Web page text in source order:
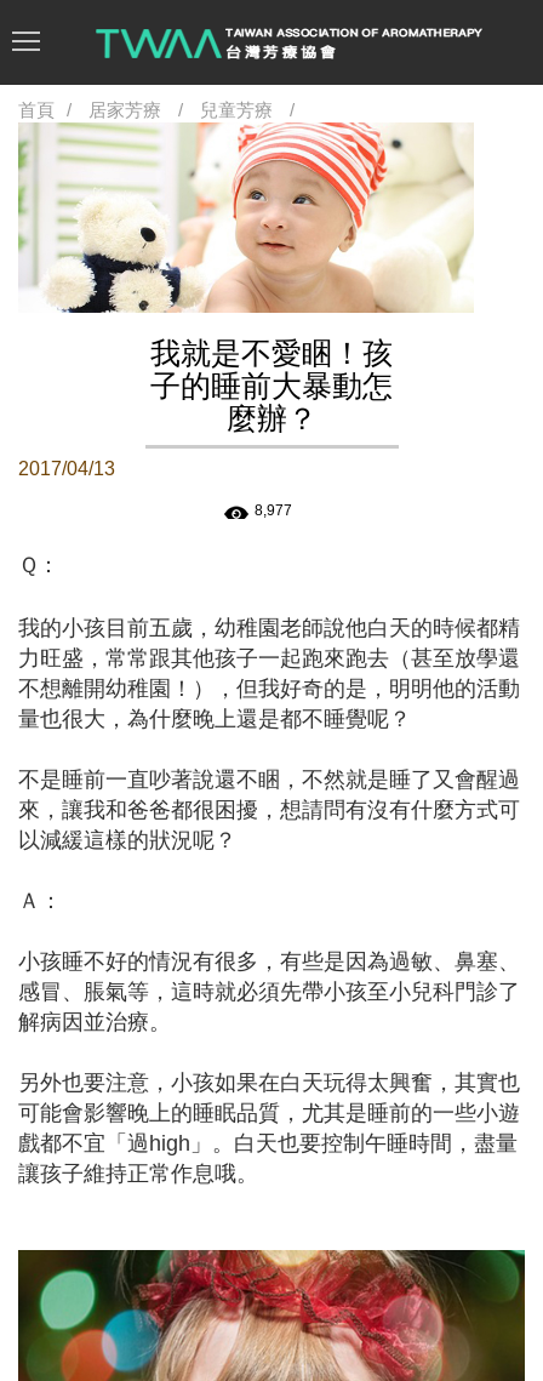
首頁 居家芳療 兒童芳療
我就是不愛睏！孩
子的睡前大暴動怎
麼辦？
2017/04/13
8,977
Ｑ：
我的小孩目前五歲，幼稚園老師說他白天的時候都精
力旺盛，常常跟其他孩子一起跑來跑去（甚至放學還
不想離開幼稚園！），但我好奇的是，明明他的活動
量也很大，為什麼晚上還是都不睡覺呢？
不是睡前一直吵著說還不睏，不然就是睡了又會醒過
來，讓我和爸爸都很困擾，想請問有沒有什麼方式可
以減緩這樣的狀況呢？
Ａ：
小孩睡不好的情況有很多，有些是因為過敏、鼻塞、
感冒、脹氣等，這時就必須先帶小孩至小兒科門診了
解病因並治療。
另外也要注意，小孩如果在白天玩得太興奮，其實也
可能會影響晚上的睡眠品質，尤其是睡前的一些小遊
戲都不宜「過high」。白天也要控制午睡時間，盡量
讓孩子維持正常作息哦。